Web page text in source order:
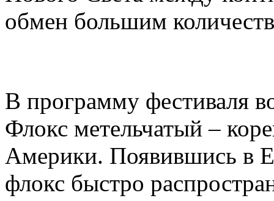
обмен большим
В программу фестиваля
Флокс метельчатый –
Америки. Появившись в
флокс быстро